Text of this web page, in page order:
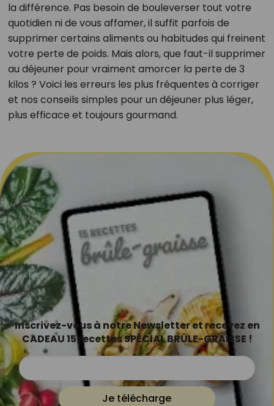
la différence. Pas besoin de bouleverser tout votre
quotidien ni de vous affamer, il suffit parfois de
supprimer certains aliments ou habitudes qui freinent
votre perte de poids. Mais alors, que faut-il supprimer
au déjeuner pour vraiment amorcer la perte de 3
kilos ? Voici les erreurs les plus fréquentes à corriger
et nos conseils simples pour un déjeuner plus léger,
plus efficace et toujours gourmand.
Inscrivez-vous à notre Newsletter et recevez en
CADEAU 15 recettes SPÉCIAL BRÛLE-GRAISSE !
Je télécharge